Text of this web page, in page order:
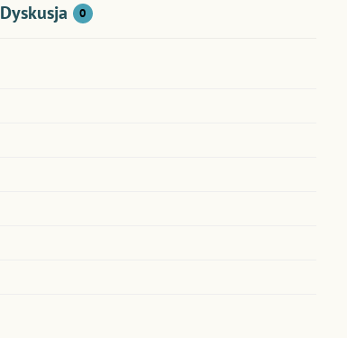
Dyskusja 0